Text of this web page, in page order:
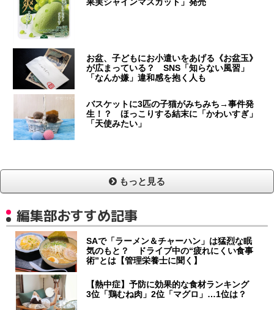
お盆、子どもにお小遣いをあげる《お盆玉》
が広まっている？ SNS「知らない風習」
「なんか嫌」違和感を抱く人も
バスケットに3匹の子猫がみちみち→事件発
生！？ ほっこりする結末に「かわいすぎ」
「天使みたい」
もっと見る
編集部おすすめ記事
SAで「ラーメン＆チャーハン」は猛烈な眠
気のもと？ ドライブ中の“疲れにくい食事
術”とは【管理栄養士に聞く】
【熱中症】予防に効果的な食材ランキング
3位「鶏むね肉」2位「マグロ」…1位は？